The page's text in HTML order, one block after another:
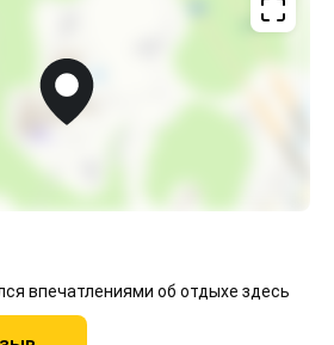
впечатлениями об отдыхе здесь